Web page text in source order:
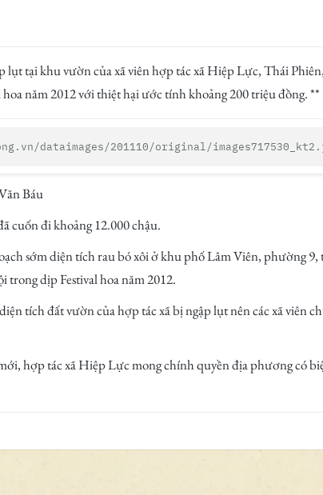
tại khu vườn của xã viên hợp tác xã Hiệp Lực, Thái
năm 2012 với thiệt hại ước tính khoảng 200 triệu đồng. **
dataimages/201110/
Báu
cuốn đi khoảng 12.000 chậu.
sớm diện tích rau bó xôi ở khu phố Lâm Viên, phường
trong dịp Festival hoa năm 2012.
tích đất vườn của hợp tác xã bị ngập lụt nên các xã viên
hợp tác xã Hiệp Lực mong chính quyền địa phương có